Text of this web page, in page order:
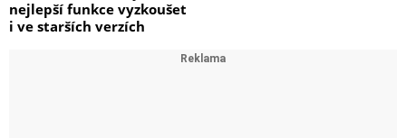
nejlepší funkce vyzkoušet
i ve starších verzích